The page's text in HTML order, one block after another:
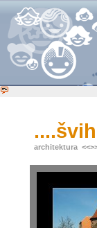
architektura <<